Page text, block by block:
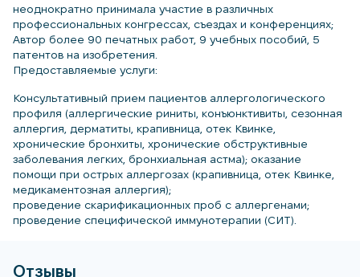
неоднократно принимала участие в различных
профессиональных конгрессах, съездах и конференциях;
Автор более 90 печатных работ, 9 учебных пособий, 5
патентов на изобретения.
Предоставляемые услуги:
Консультативный прием пациентов аллергологического
профиля (аллергические риниты, конъюнктивиты, сезонная
аллергия, дерматиты, крапивница, отек Квинке,
хронические бронхиты, хронические обструктивные
заболевания легких, бронхиальная астма); оказание
помощи при острых аллергозах (крапивница, отек Квинке,
медикаментозная аллергия);
проведение скарификационных проб с аллергенами;
проведение специфической иммунотерапии (СИТ).
Отзывы